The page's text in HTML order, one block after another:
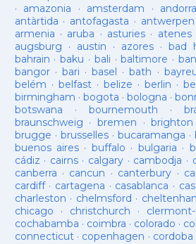
· amazonia · amsterdam · andorra
antàrtida · antofagasta · antwerpen
armenia · aruba · asturies· atenes
augsburg · austin · azores·bad
bahrain ·baku · bali ·baltimore ·
bangor· bari ·basel ·bath ·
belém · belfast· belize · berlin ·
birmingham · bogota · bologna ·
botswana · bournemouth ·
braunschweig · bremen ·brighton
brugge · brusselles· bucaramanga ·
buenos aires· buffalo · bulgaria ·
cádiz · cairns· calgary · cambodja ·
canberra · cancun · canterbury ·
cardiff· cartagena · casablanca ·
charleston · chelmsford ·
chicago · christchurch ·
cochabamba · coimbra · colorado ·
connecticut· copenhagen · cordoba